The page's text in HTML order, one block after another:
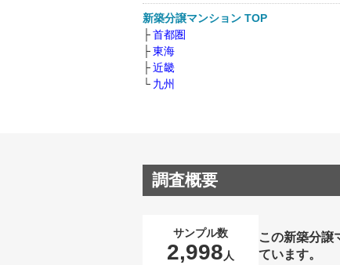
新築分譲マンション TOP
首都圏
東海
近畿
九州
調査概要
サンプル数
2,998 人
この新築分譲
ています。